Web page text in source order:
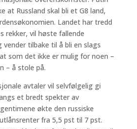
at Russland skal bli et G8 land,
Landet har tredd
rekker, vil høste fallende
tilbake til å bli en slags
som det ikke er mulig for noen –
– å stole på.
avtaler vil selvfølgelig gi
et bredt spekter av
økte den russiske
fra 5,5 pst til 7 pst.